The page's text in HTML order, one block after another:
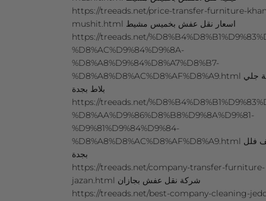
https://treeads.net/price-transfer-furniture-
mushit.html اسعار نقل عفش بخميس مشيط
https://treeads.net/
%D8%AC%D9%84%D9%8A-
%D8%A8%D9%84%D8%A7%D8%B7-
%D8%A8%D8%AC%D8%AF%D8%A9.html شركة جلي
بلاط بجدة
https://treeads.net/
%D8%AA%D9%86%D8%B8%D9%8A%D9%81-
%D9%81%D9%84%D9%84-
%D8%A8%D8%AC%D8%AF%D8%A9.html تنظيف فلل
بجدة
https://treeads.net/company-transfer-furniture-
jazan.html شركة نقل عفش بجازان
https://treeads.net/best-company-cleaning-